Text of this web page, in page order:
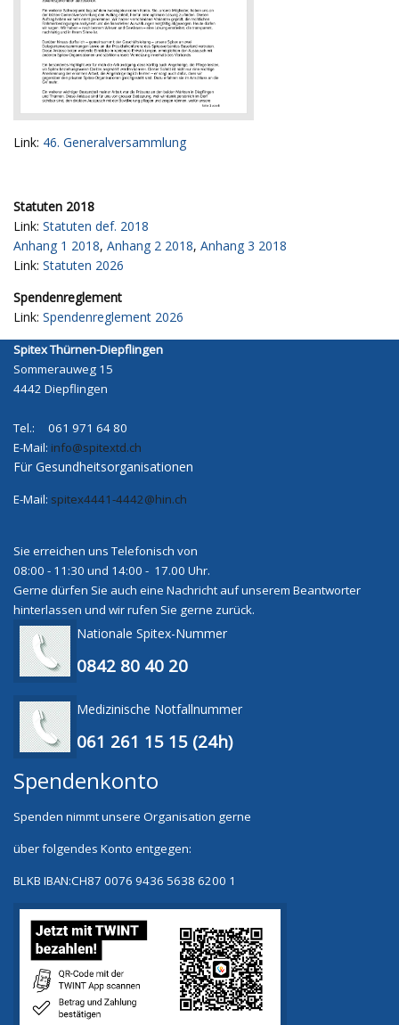
Link: 46. Generalversammlung
Statuten 2018
Link: Statuten def. 2018
Anhang 1 2018, Anhang 2 2018, Anhang 3 2018
Link: Statuten 2026
Spendenreglement
Link: Spendenreglement 2026
Spitex Thürnen-Diepflingen
Sommerauweg 15
4442 Diepflingen
Tel.: 061 971 64 80
E-Mail: info@spitextd.ch
Für Gesundheitsorganisationen
E-Mail: spitex4441-4442@hin.ch
Sie erreichen uns Telefonisch von
08:00 - 11:30 und 14:00 - 17.00 Uhr.
Gerne dürfen Sie auch eine Nachricht auf unserem Beantworter
hinterlassen und wir rufen Sie gerne zurück.
Nationale Spitex-Nummer
0842 80 40 20
Medizinische Notfallnummer
061 261 15 15 (24h)
Spendenkonto
Spenden nimmt unsere Organisation gerne
über folgendes Konto entgegen:
BLKB IBAN:CH87 0076 9436 5638 6200 1